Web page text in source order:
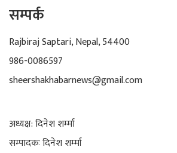
सम्पर्क
Rajbiraj Saptari, Nepal, 54400
986-0086597
sheershakhabarnews@gmail.com
अध्यक्ष: दिनेश शर्म्मा
सम्पादकः दिनेश शर्म्मा